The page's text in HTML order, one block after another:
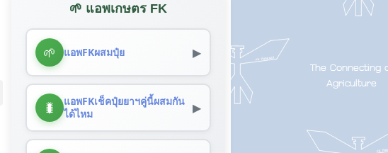
🌱 แอพเกษตร FK
🌱 แอพFKผสมปุ๋ย ▶
🐛
แอพFKเช็คปุ๋ยยาฯคู่นี้ผสมกัน
ได้ไหม
▶